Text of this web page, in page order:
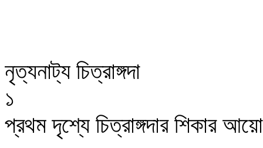
নৃত্যনাট্য চিত্রাঙ্গদা
১
প্রথম দৃশ্যে চিত্রাঙ্গদার শিকার